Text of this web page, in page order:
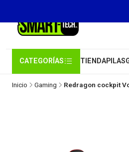
CATEGORÍAS TIENDAPILAS
Inicio Gaming Redragon cockpit